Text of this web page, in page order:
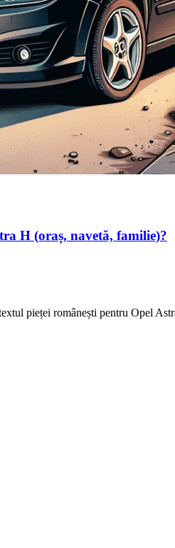
W204
H (oraș, navetă, familie)?
pieței românești pentru Opel